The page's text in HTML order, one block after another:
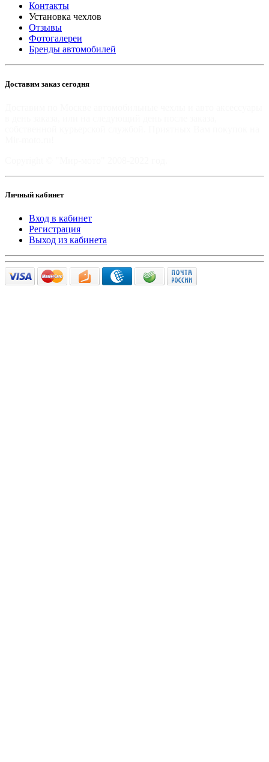
Контакты
Установка чехлов
Отзывы
Фотогалереи
Бренды автомобилей
Доставим заказ сегодня
Личный кабинет
Вход в кабинет
Регистрация
Выход из кабинета